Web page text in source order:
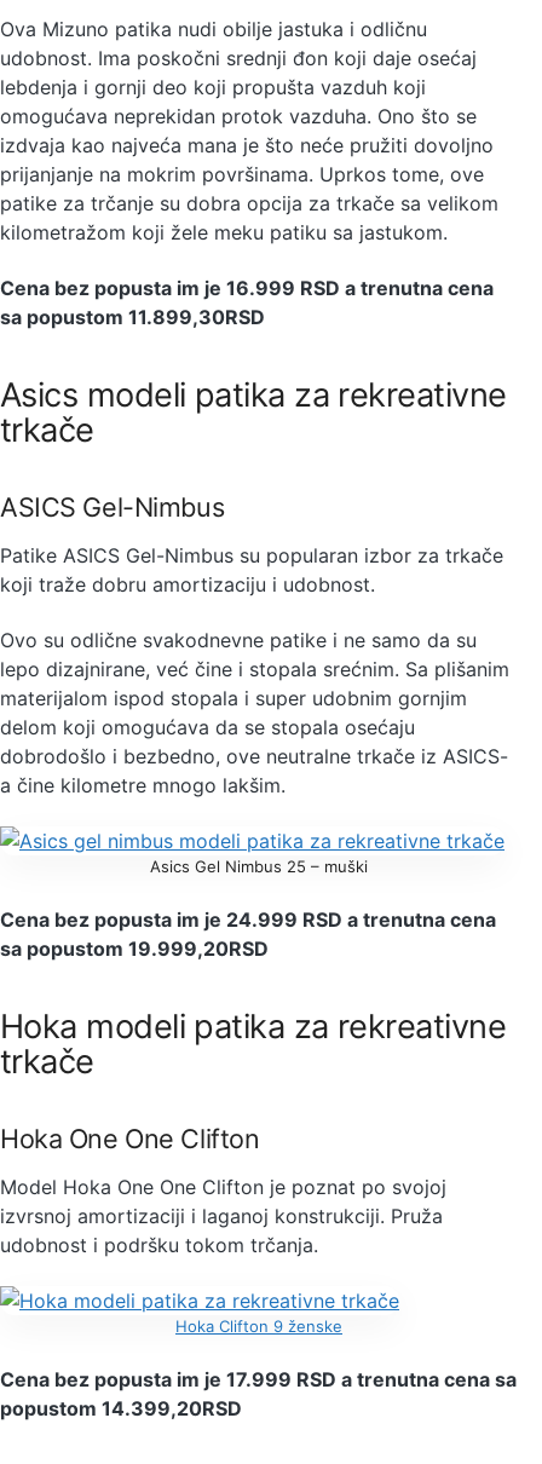
Ova Mizuno patika nudi obilje jastuka i odličnu
udobnost. Ima poskočni srednji đon koji daje osećaj
lebdenja i gornji deo koji propušta vazduh koji
omogućava neprekidan protok vazduha. Ono što se
izdvaja kao najveća mana je što neće pružiti dovoljno
prijanjanje na mokrim površinama. Uprkos tome, ove
patike za trčanje su dobra opcija za trkače sa velikom
kilometražom koji žele meku patiku sa jastukom.
Cena bez popusta im je 16.999 RSD a trenutna cena
sa popustom 11.899,30RSD
Asics modeli patika za rekreativne
trkače
ASICS Gel-Nimbus
Patike ASICS Gel-Nimbus su popularan izbor za trkače
koji traže dobru amortizaciju i udobnost.
Ovo su odlične svakodnevne patike i ne samo da su
lepo dizajnirane, već čine i stopala srećnim. Sa plišanim
materijalom ispod stopala i super udobnim gornjim
delom koji omogućava da se stopala osećaju
dobrodošlo i bezbedno, ove neutralne trkače iz ASICS-
a čine kilometre mnogo lakšim.
Asics Gel Nimbus 25 – muški
Cena bez popusta im je 24.999 RSD a trenutna cena
sa popustom 19.999,20RSD
Hoka modeli patika za rekreativne
trkače
Hoka One One Clifton
Model Hoka One One Clifton je poznat po svojoj
izvrsnoj amortizaciji i laganoj konstrukciji. Pruža
udobnost i podršku tokom trčanja.
Hoka Clifton 9 ženske
Cena bez popusta im je 17.999 RSD a trenutna cena sa
popustom 14.399,20RSD